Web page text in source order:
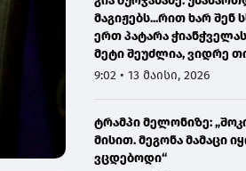
მაგიჟებს...რით ხარ შენ
ერთ პატარა
მეტი შეუძლია, ვიდრე
ჩვენგანს...
9:02 • 13 მაისი, 2026
ტრამპი მელონიზე:
მისით. მეგონა მამაცი
ვცდებოდი“